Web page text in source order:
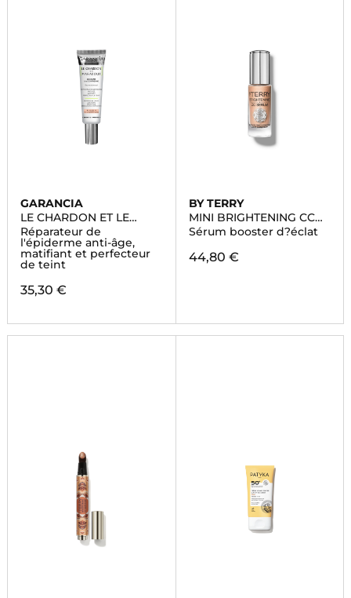
GARANCIA
LE CHARDON ET LE
MARABOUT
Réparateur de
l'épiderme anti-âge,
matifiant et perfecteur
de teint
35,30 €
BY TERRY
MINI BRIGHTENING CC
SERUM
Sérum booster d?éclat
44,80 €